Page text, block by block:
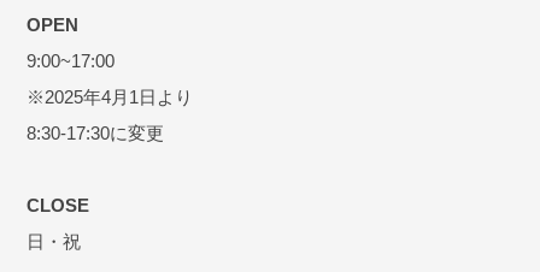
OPEN
9:00~17:00
※2025年4月1日より
8:30-17:30に変更
CLOSE
日・祝